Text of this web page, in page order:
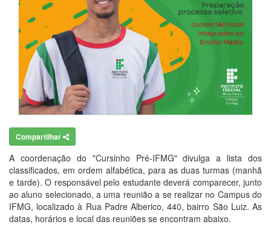
Compartilhar
A coordenação do "Cursinho Pré-IFMG" divulga a lista dos
classificados, em ordem alfabética, para as duas turmas (manhã
e tarde). O responsável pelo estudante deverá comparecer, junto
ao aluno selecionado, a uma reunião a se realizar no Campus do
IFMG, localizado à Rua Padre Alberico, 440, bairro São Luiz. As
datas, horários e local das reuniões se encontram abaixo.